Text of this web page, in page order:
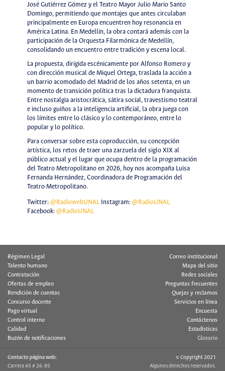
José Gutiérrez Gómez y el Teatro Mayor Julio Mario Santo
Domingo, permitiendo que montajes que antes circulaban
principalmente en Europa encuentren hoy resonancia en
América Latina. En Medellín, la obra contará además con la
participación de la Orquesta Filarmónica de Medellín,
consolidando un encuentro entre tradición y escena local.
La propuesta, dirigida escénicamente por Alfonso Romero y
con dirección musical de Miquel Ortega, traslada la acción a
un barrio acomodado del Madrid de los años setenta, en un
momento de transición política tras la dictadura franquista.
Entre nostalgia aristocrática, sátira social, travestismo teatral
e incluso guiños a la inteligencia artificial, la obra juega con
los límites entre lo clásico y lo contemporáneo, entre lo
popular y lo político.
Para conversar sobre esta coproducción, su concepción
artística, los retos de traer una zarzuela del siglo XIX al
público actual y el lugar que ocupa dentro de la programación
del Teatro Metropolitano en 2026, hoy nos acompaña Luisa
Fernanda Hernández, Coordinadora de Programación del
Teatro Metropolitano.
Twitter: @RadiowebUNALInstagram: @RadioUNAL
Facebook: @RadioUNAL
Régimen Legal
Talento humano
Contratación
Ofertas de empleo
Rendición de cuentas
Concurso docente
Pago virtual
Control interno
Calidad
Buzón de notificaciones
Correo institucional
Mapa del sitio
Redes sociales
Preguntas frecuentes
Quejas y reclamos
Servicios en línea
Encuesta
Contáctenos
Estadísticas
Glosario
Contacto página web:
Carrera 45 # 26-85
© Copyright 2021
Algunos derechos reservados.